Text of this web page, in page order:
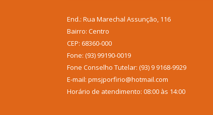
End.: Rua Marechal Assunção, 116
Bairro: Centro
CEP: 68360-000
Fone: (93) 99190-0019
Fone Conselho Tutelar: (93) 9 9168-9929
E-mail: pmsjporfirio@hotmail.com
Horário de atendimento: 08:00 às 14:00